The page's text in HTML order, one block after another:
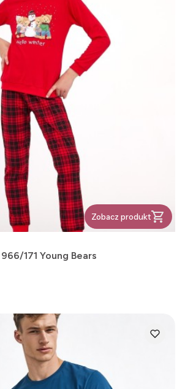
Zobacz produkt
171 Young Bears